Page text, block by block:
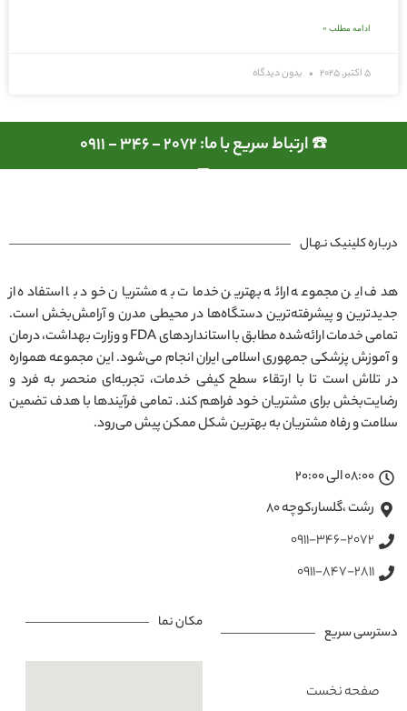
ادامه مطلب »
5 اکتبر, 2025 بدون دیدگاه
☎️ ارتباط سریع با ما: 2072 - 346 - 0911
درباره کلینیک نـهـال
هدف این مجموعه ارائه بهترین خدمات به مشتریان خود با استفاده از
جدیدترین و پیشرفته‌ترین دستگاه‌ها در محیطی مدرن و آرامش‌بخش است.
تمامی خدمات ارائه‌شده مطابق با استانداردهای FDA و وزارت بهداشت، درمان
و آموزش پزشکی جمهوری اسلامی ایران انجام می‌شود. این مجموعه همواره
در تلاش است تا با ارتقاء سطح کیفی خدمات، تجربه‌ای منحصر به فرد و
رضایت‌بخش برای مشتریان خود فراهم کند. تمامی فرآیندها با هدف تضمین
سلامت و رفاه مشتریان به بهترین شکل ممکن پیش می‌رود.
08:00 الی 20:00
رشت ،گلسار،کوچه ۸۰
0911-346-2072
0911-847-2811
دسترسی سریع
صفحه نخست
مکان نما